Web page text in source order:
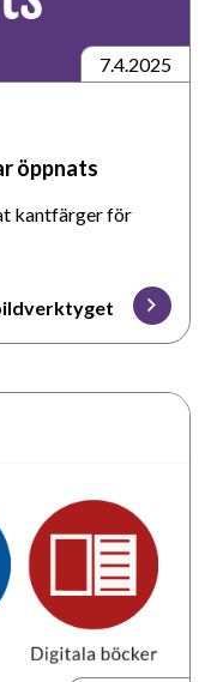
7.4.2025
öppnats
kantfärger för